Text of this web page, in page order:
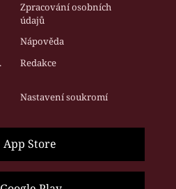
Zpracování osobních
údajů
Nápověda
Redakce
Nastavení soukromí
App Store